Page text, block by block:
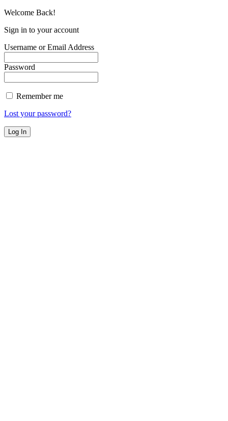
Welcome Back!
Sign in to your account
Username or Email Address
Password
Remember me
Lost your password?